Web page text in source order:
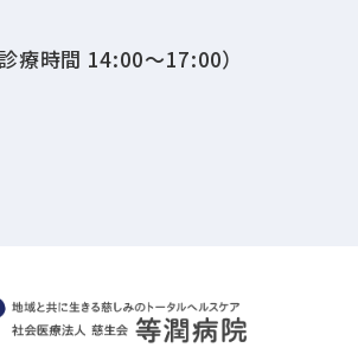
療時間 14:00〜17:00）